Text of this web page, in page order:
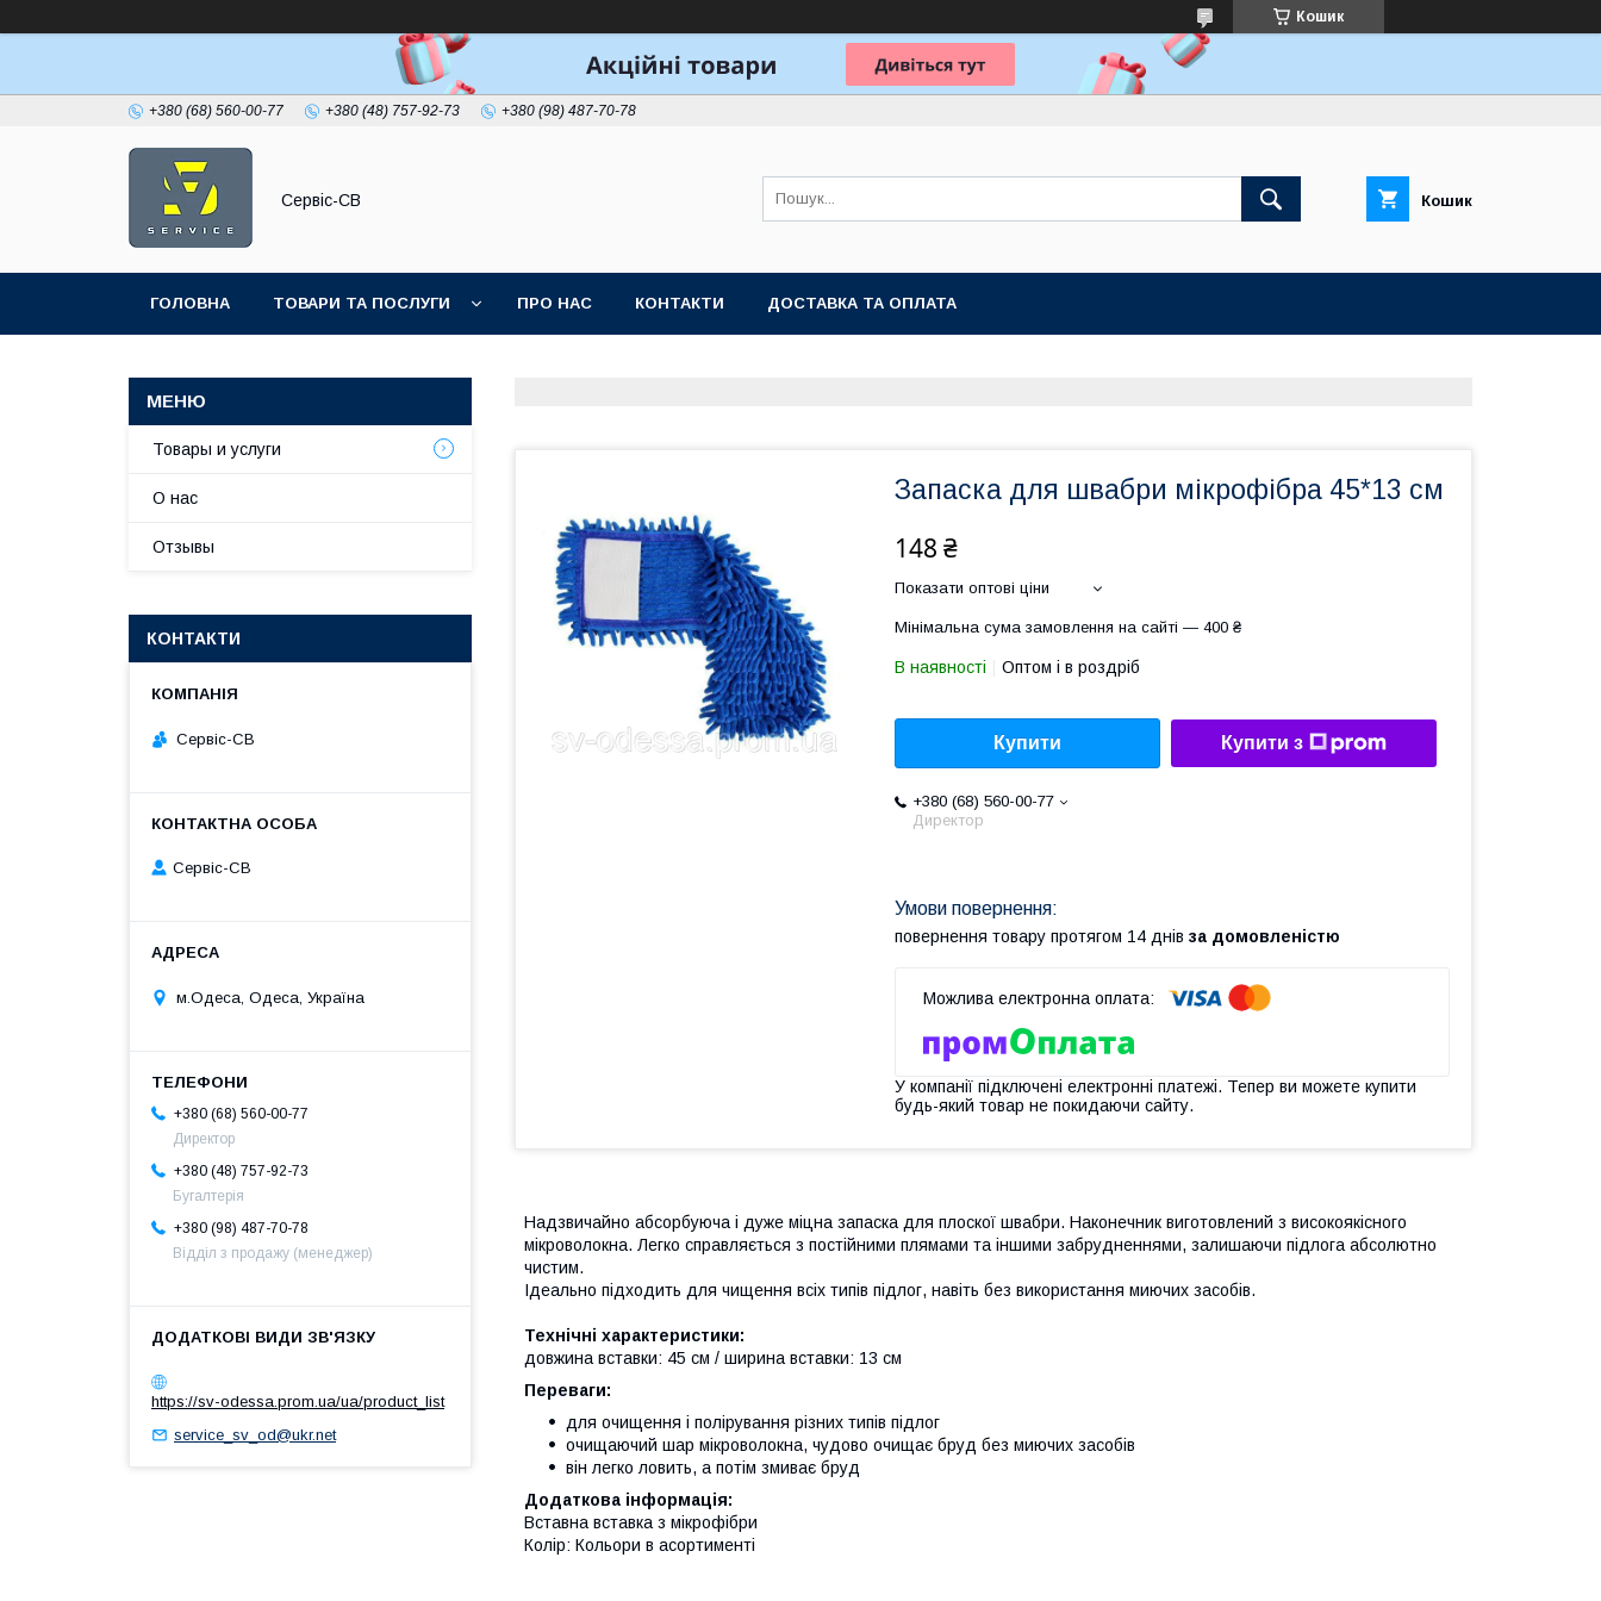
Кошик
+380 (68) 560-00-77 +380 (48) 757-92-73 +380 (98) 487-70-78
Сервіс-СВ Кошик
ГОЛОВНА ТОВАРИ ТА ПОСЛУГИ ПРО НАС КОНТАКТИ ДОСТАВКА ТА ОПЛАТА
Запаска для швабри мікрофібра 45*13 см
148 ₴
Показати оптові ціни
Мінімальна сума замовлення на сайті — 400 ₴
В наявності Оптом і в роздріб
Купити Купити з
+380 (68) 560-00-77
Директор
повернення товару протягом 14 днів за домовленістю
У компанії підключені електронні платежі. Тепер ви можете купити
будь-який товар не покидаючи сайту.
Надзвичайно абсорбуюча і дуже міцна запаска для плоскої швабри. Наконечник виготовлений з високоякісного
мікроволокна. Легко справляється з постійними плямами та іншими забрудненнями, залишаючи підлога абсолютно
чистим.
Ідеально підходить для чищення всіх типів підлог, навіть без використання миючих засобів.
Технічні характеристики:
довжина вставки: 45 см / ширина вставки: 13 см
Переваги:
для очищення і полірування різних типів підлог
очищаючий шар мікроволокна, чудово очищає бруд без миючих засобів
він легко ловить, а потім змиває бруд
Додаткова інформація:
Вставна вставка з мікрофібри
Колір: Кольори в асортименті
Товары и услуги
О нас
Отзывы
КОНТАКТИ
Сервіс-СВ
Сервіс-СВ
м.Одеса, Одеса, Україна
+380 (68) 560-00-77
Директор
+380 (48) 757-92-73
Бугалтерія
+380 (98) 487-70-78
Відділ з продажу (менеджер)
https://sv-odessa.prom.ua/ua/product_list
service_sv_od@ukr.net